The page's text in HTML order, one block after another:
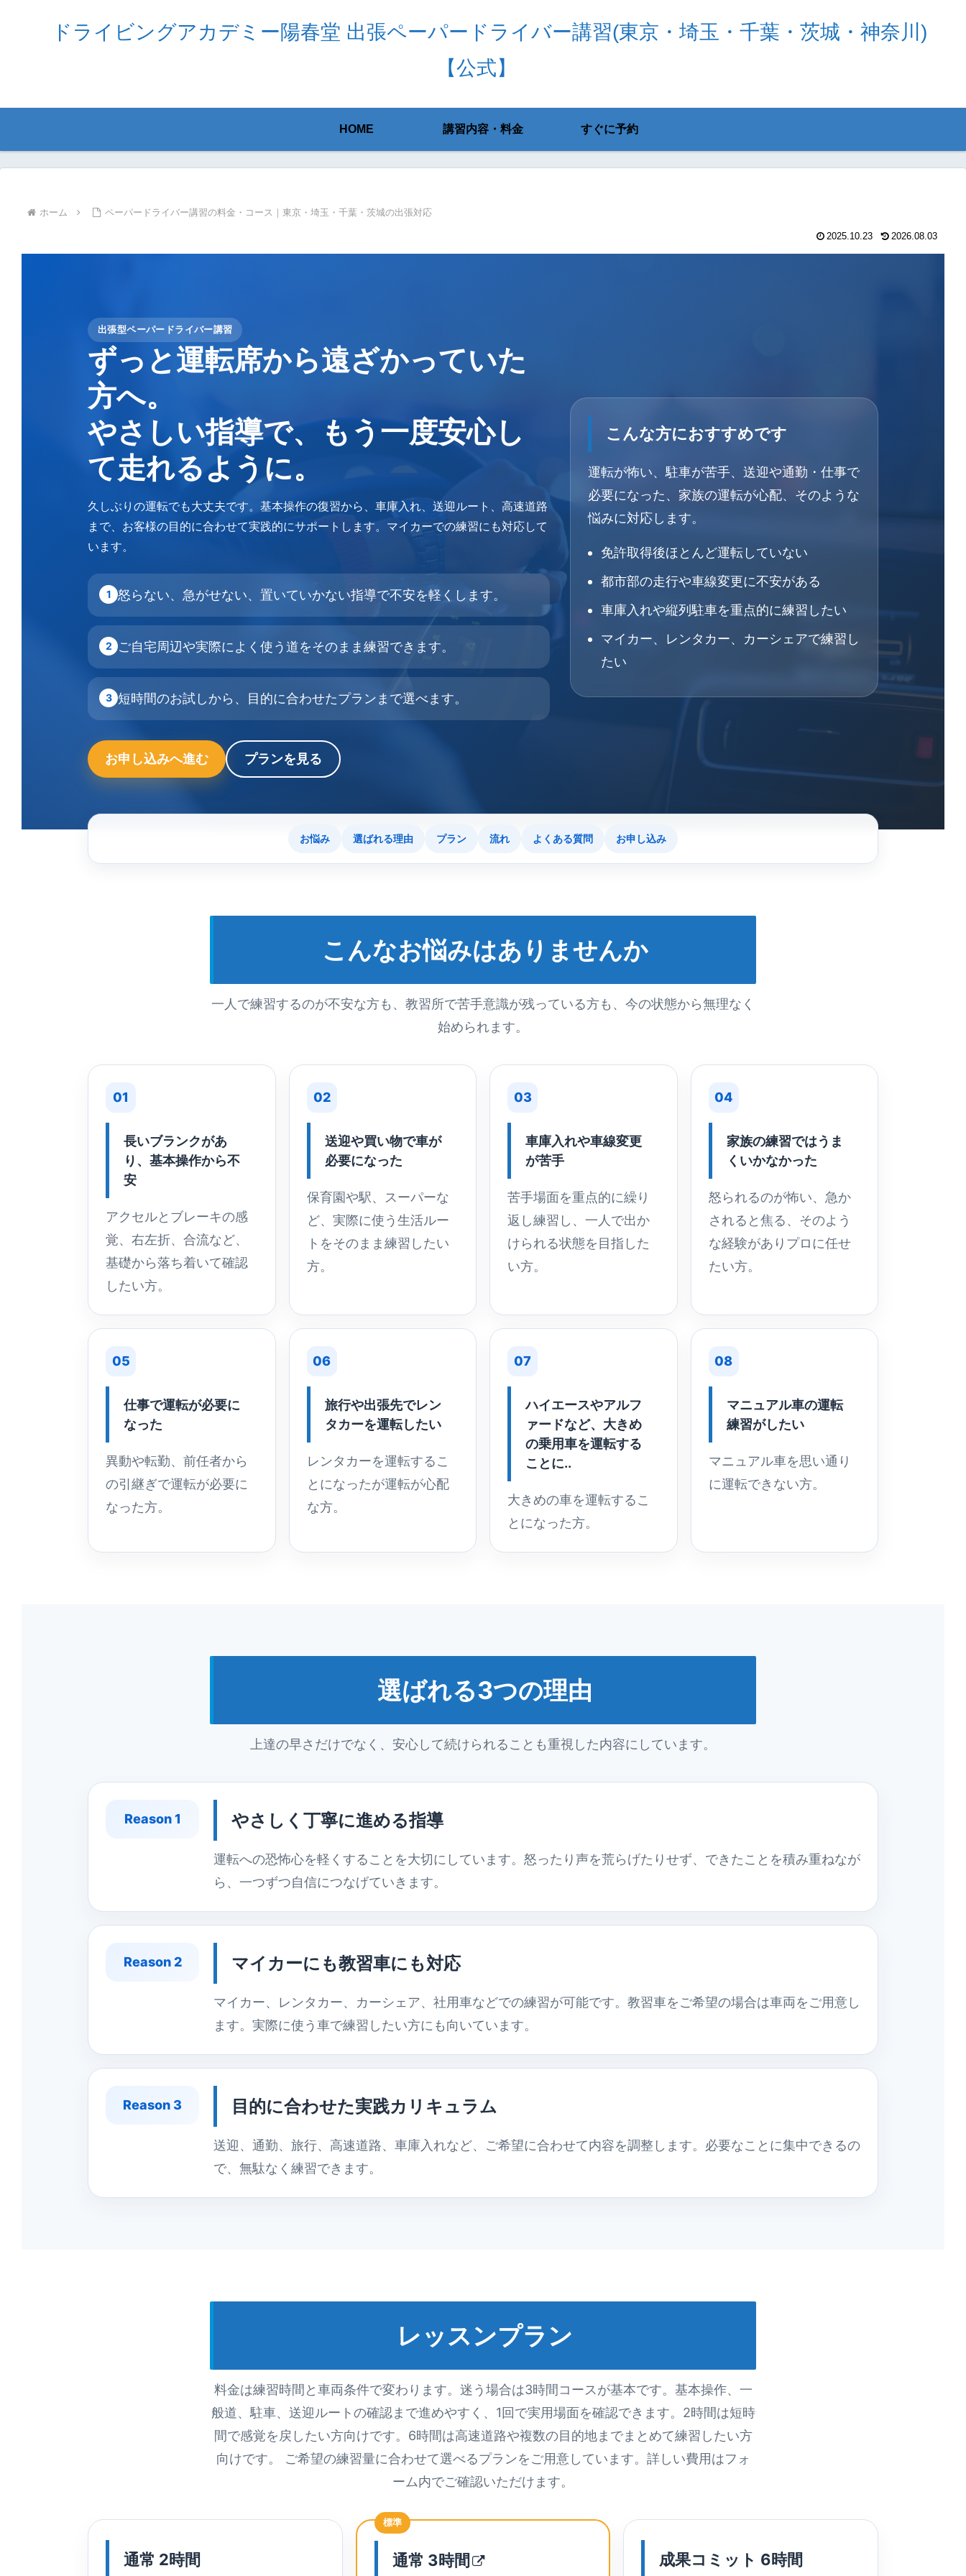
ドライビングアカデミー陽春堂 出張ペーパードライバー講習(東京・埼玉・千葉・茨城・神奈川)
【公式】
HOME 講習内容・料金 すぐに予約
ホーム ペーパードライバー講習の料金・コース｜東京・埼玉・千葉・茨城の出張対応
2025.10.23 2026.08.03
出張型ペーパードライバー講習
ずっと運転席から遠ざかっていた
方へ。
やさしい指導で、もう一度安心し
て走れるように。
久しぶりの運転でも大丈夫です。基本操作の復習から、車庫入れ、送迎ルート、高速道路
まで、お客様の目的に合わせて実践的にサポートします。マイカーでの練習にも対応して
います。
1 怒らない、急がせない、置いていかない指導で不安を軽くします。
2 ご自宅周辺や実際によく使う道をそのまま練習できます。
3 短時間のお試しから、目的に合わせたプランまで選べます。
お申し込みへ進む プランを見る
こんな方におすすめです
運転が怖い、駐車が苦手、送迎や通勤・仕事で
必要になった、家族の運転が心配、そのような
悩みに対応します。
免許取得後ほとんど運転していない
都市部の走行や車線変更に不安がある
車庫入れや縦列駐車を重点的に練習したい
マイカー、レンタカー、カーシェアで練習し
たい
お悩み 選ばれる理由 プラン 流れ よくある質問 お申し込み
こんなお悩みはありませんか
一人で練習するのが不安な方も、教習所で苦手意識が残っている方も、今の状態から無理なく
始められます。
01
長いブランクがあ
り、基本操作から不
安
アクセルとブレーキの感
覚、右左折、合流など、
基礎から落ち着いて確認
したい方。
02
送迎や買い物で車が
必要になった
保育園や駅、スーパーな
ど、実際に使う生活ルー
トをそのまま練習したい
方。
03
車庫入れや車線変更
が苦手
苦手場面を重点的に繰り
返し練習し、一人で出か
けられる状態を目指した
い方。
04
家族の練習ではうま
くいかなかった
怒られるのが怖い、急か
されると焦る、そのよう
な経験がありプロに任せ
たい方。
05
仕事で運転が必要に
なった
異動や転勤、前任者から
の引継ぎで運転が必要に
なった方。
06
旅行や出張先でレン
タカーを運転したい
レンタカーを運転するこ
とになったが運転が心配
な方。
07
ハイエースやアルフ
ァードなど、大きめ
の乗用車を運転する
ことに..
大きめの車を運転するこ
とになった方。
08
マニュアル車の運転
練習がしたい
マニュアル車を思い通り
に運転できない方。
選ばれる3つの理由
上達の早さだけでなく、安心して続けられることも重視した内容にしています。
Reason 1 やさしく丁寧に進める指導
運転への恐怖心を軽くすることを大切にしています。怒ったり声を荒らげたりせず、できたことを積み重ねなが
ら、一つずつ自信につなげていきます。
Reason 2 マイカーにも教習車にも対応
マイカー、レンタカー、カーシェア、社用車などでの練習が可能です。教習車をご希望の場合は車両をご用意し
ます。実際に使う車で練習したい方にも向いています。
Reason 3 目的に合わせた実践カリキュラム
送迎、通勤、旅行、高速道路、車庫入れなど、ご希望に合わせて内容を調整します。必要なことに集中できるの
で、無駄なく練習できます。
レッスンプラン
料金は練習時間と車両条件で変わります。迷う場合は3時間コースが基本です。基本操作、一
般道、駐車、送迎ルートの確認まで進めやすく、1回で実用場面を確認できます。2時間は短時
間で感覚を戻したい方向けです。6時間は高速道路や複数の目的地までまとめて練習したい方
向けです。 ご希望の練習量に合わせて選べるプランをご用意しています。詳しい費用はフォ
ーム内でご確認いただけます。
通常 2時間
標準
通常 3時間 成果コミット 6時間